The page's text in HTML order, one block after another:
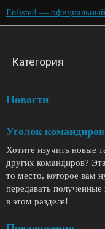
Enlisted —
Категория
Новости
Уголок командиров
Хотите изучить новые
других командиров?
то место, которое вам
передавать
в этом разделе!